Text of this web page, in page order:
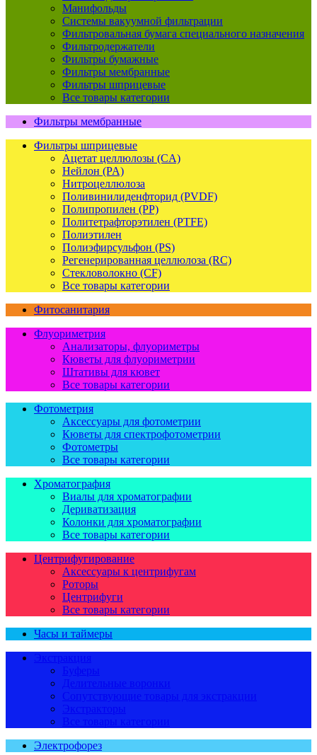
Манифольды
Системы вакуумной фильтрации
Фильтровальная бумага специального назначения
Фильтродержатели
Фильтры бумажные
Фильтры мембранные
Фильтры шприцевые
Все товары категории
Фильтры мембранные
Фильтры шприцевые
Ацетат целлюлозы (CA)
Нейлон (PA)
Нитроцеллюлоза
Поливинилиденфторид (PVDF)
Полипропилен (PP)
Политетрафторэтилен (PTFE)
Полиэтилен
Полиэфирсульфон (PS)
Регенерированная целлюлоза (RC)
Стекловолокно (CF)
Все товары категории
Фитосанитария
Флуориметрия
Анализаторы, флуориметры
Кюветы для флуориметрии
Штативы для кювет
Все товары категории
Фотометрия
Аксессуары для фотометрии
Кюветы для спектрофотометрии
Фотометры
Все товары категории
Хроматография
Виалы для хроматографии
Дериватизация
Колонки для хроматографии
Все товары категории
Центрифугирование
Аксессуары к центрифугам
Роторы
Центрифуги
Все товары категории
Часы и таймеры
Экстракция
Буферы
Делительные воронки
Сопутствующие товары для экстракции
Экстракторы
Все товары категории
Электрофорез